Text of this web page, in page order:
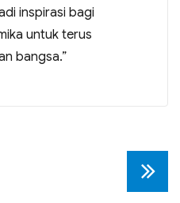
inspirasi bagi
untuk terus
bangsa.”